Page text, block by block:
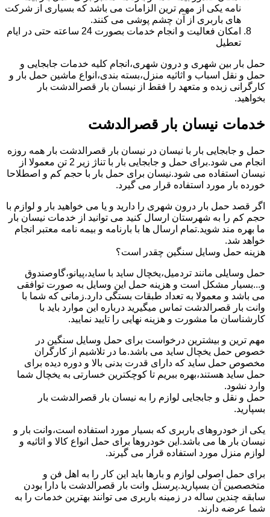
نامه یکی از مهم ترین الزامات می باشد که بسیاری از شرکت
های باربری از آن چشم پوشی می کنند.
امکان فعالیت و انجام خدمات بصورت 24 ساعته حتی در ایام
تعطیل
حمل بار بین شهری و درون شهری،انجام کلیه خدمات جابجایی و
حمل و نقل اسباب و اثاثیه منزل،بسته بندی،انواع ماشین حمل بار و
کارگرانی زبده و متعهد را فقط از نیسان بار قصرالدشت بار
بخواهید.
خدمات نیسان بار قصرالدشت
حمل و جابجایی بار با نیسان در نیسان بار قصرالدشت بار همه روزه
انجام می شود.برای حمل و جابجایی بار با تناژ زیر 2 تن معمولا از
نیسان استفاده می شود.نیسان برای حمل بار با حجم کم و اصطلاحا
خورده بار مورد استفاده قرار می گیرد.
اگر قصد حمل بار درون شهری را دارید و یا می خواهید بار و لوازم با
حجم کم را به شهرستان ارسال کنید می توانید از خدمات نیسان بار
ما بهره مند شوید.تمام ارسال ها با بارنامه و بیمه نامه معتبر انجام
خواهد شد.
هزینه حمل وسایل سنگین چقدر است؟
حمل وسایلی مانند تردمیل،یخچال ساید با ساید،پیانو،گاوصندوق
و...بسیار مشکل است و هزینه حمل این وسایل به صورت توافقی
می باشد و معمولا به تعداد طبقات بستگی دارد.زمانی که شما با
وانت بار قصرالدشت تماس میگیرید درباره این موارد باید با
کارشناسان ما مشورت و هزینه نهایی را تایید نمایید.
مهم ترین و بیشترین درخواست برای حمل وسایل سنگین در
خصوص حمل یخچال ساید می باشد.ما در تلاشیم از کارگران
مخصوص حمل ساید که دارای قدرت بدنی بالا و دوره دیده برای
حمل ساید هستند،بهره ببریم تا کوچکترین خسارتی به یخچال شما
وارد نشود.
حمل و نقل و جابجایی لوازم را به نیسان بار قصرالدشت بار
بسپارید.
یکی از خودروهای باربری که بسیار مورد استفاده است،وانت بار و
نیسان بار ها می باشد.این خودروها برای حمل انواع کالا و اثاثیه و
لوازم منزل مورد استفاده قرار می گیرند.
برای حمل اصولی لوازم و بارها باید این کار را به اهل فن و
متخصصین آن بسپارید.پرسنل وانت بار قصرالدشت با دارا بودن
سابقه چندین ساله در زمینه باربری می توانند بهترین خدمات را به
شما عرضه دارند.